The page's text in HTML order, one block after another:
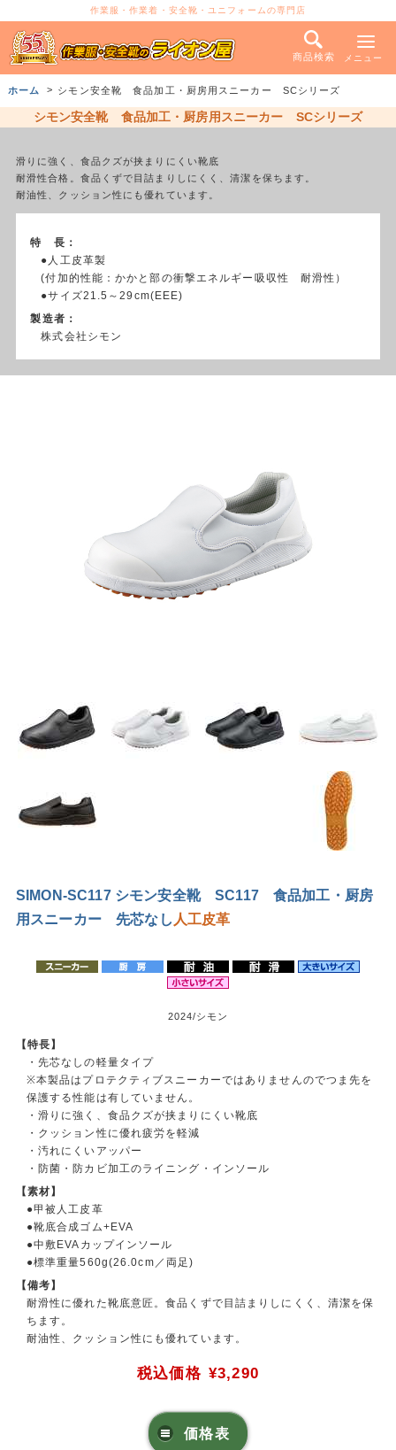
作業服・作業着・安全靴・ユニフォームの専門店
商品検索 メニュー
ホーム シモン安全靴 食品加工・厨房用スニーカー SCシリーズ
シモン安全靴 食品加工・厨房用スニーカー SCシリーズ
滑りに強く、食品クズが挟まりにくい靴底
耐滑性合格。食品くずで目詰まりしにくく、清潔を保ちます。
耐油性、クッション性にも優れています。
特 長：
●人工皮革製
(付加的性能：かかと部の衝撃エネルギー吸収性 耐滑性）
●サイズ21.5～29cm(EEE)
製造者：
株式会社シモン
SIMON-SC117 シモン安全靴 SC117 食品加工・厨房
用スニーカー 先芯なし 人工皮革
2024/シモン
【特長】
・先芯なしの軽量タイプ
※本製品はプロテクティブスニーカーではありませんのでつま先を
保護する性能は有していません。
・滑りに強く、食品クズが挟まりにくい靴底
・クッション性に優れ疲労を軽減
・汚れにくいアッパー
・防菌・防カビ加工のライニング・インソール
【素材】
●甲被人工皮革
●靴底合成ゴム+EVA
●中敷EVAカップインソール
●標準重量560g(26.0cm／両足)
【備考】
耐滑性に優れた靴底意匠。食品くずで目詰まりしにくく、清潔を保
ちます。
耐油性、クッション性にも優れています。
税込価格 ¥3,290
価格表